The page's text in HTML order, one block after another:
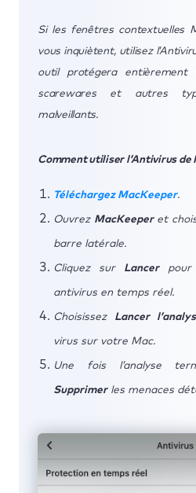
Si les fenêtres contextuelles
vous inquiètent, utilisez
outil protégera
scarewares et autres
malveillants.
Comment utiliser l’Antivirus de
Téléchargez MacKeeper.
Ouvrez MacKeeperet
barre latérale.
Cliquez sur Lancerpour
antivirus en temps réel.
Choisissez Lancer
virus sur votre Mac.
Une fois l’analyse
Supprimerles menaces